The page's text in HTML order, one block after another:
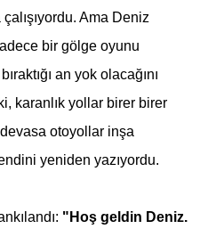
Ama Deniz
bir gölge oyunu
an yok olacağını
karanlık yollar birer birer
devasa otoyollar inşa
yeniden yazıyordu.
"Hoş geldin Deniz.